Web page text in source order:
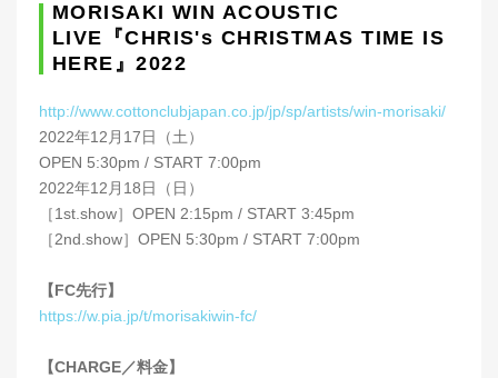
MORISAKI WIN ACOUSTIC
LIVE『CHRIS's CHRISTMAS TIME IS
HERE』2022
http://www.cottonclubjapan.co.jp/jp/sp/artists/win-morisaki/
2022年12月17日（土）
OPEN 5:30pm / START 7:00pm
2022年12月18日（日）
［1st.show］OPEN 2:15pm / START 3:45pm
［2nd.show］OPEN 5:30pm / START 7:00pm
【FC先行】
https://w.pia.jp/t/morisakiwin-fc/
【CHARGE／料金】